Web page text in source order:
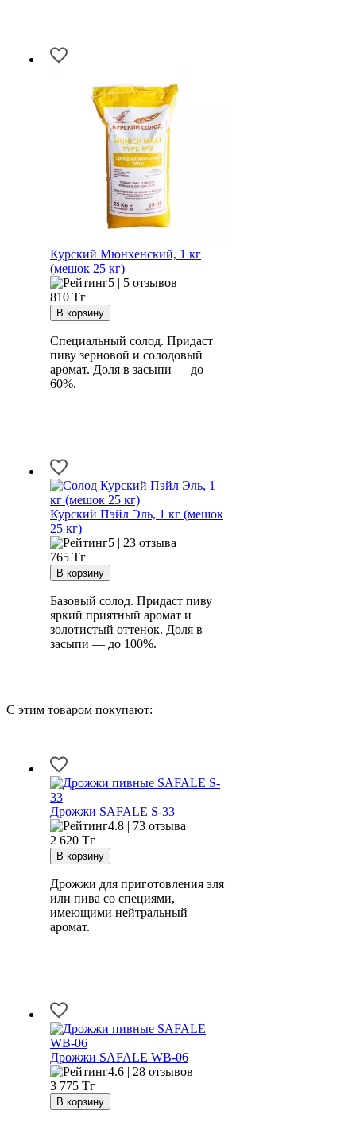
Курский Мюнхенский, 1 кг
(мешок 25 кг)
5 | 5 отзывов
810 Тг
Специальный солод. Придаст
пиву зерновой и солодовый
аромат. Доля в засыпи — до
60%.
Курский Пэйл Эль, 1 кг (мешок
25 кг)
5 | 23 отзыва
765 Тг
Базовый солод. Придаст пиву
яркий приятный аромат и
золотистый оттенок. Доля в
засыпи — до 100%.
С этим товаром покупают:
Дрожжи SAFALE S-33
4.8 | 73 отзыва
2 620 Тг
Дрожжи для приготовления эля
или пива со специями,
имеющими нейтральный
аромат.
Дрожжи SAFALE WB-06
4.6 | 28 отзывов
3 775 Тг